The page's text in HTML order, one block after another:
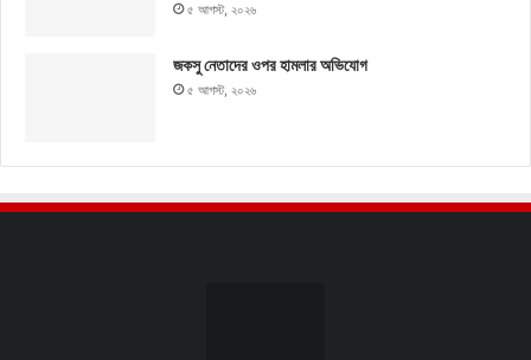
৫ আগস্ট, ২০২৬
জকসু নেতাদের ওপর হামলার অভিযোগ
৫ আগস্ট, ২০২৬